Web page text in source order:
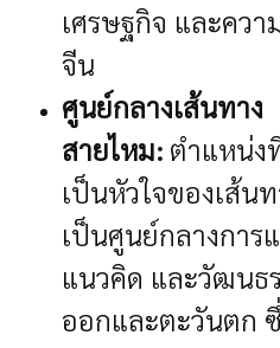
เศรษฐกิจ และคว
จีน
ศูนย์กลางเส้นทาง
สายไหม: ตำแหน่ง
เป็นหัวใจของเส้น
เป็นศูนย์กลางการ
แนวคิด และวัฒนธ
ออกและตะวันตก